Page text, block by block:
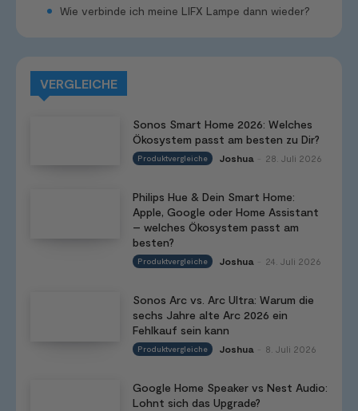
Wie verbinde ich meine LIFX Lampe dann wieder?
VERGLEICHE
Sonos Smart Home 2026: Welches
Ökosystem passt am besten zu Dir?
Produktvergleiche Joshua 28. Juli 2026
Philips Hue & Dein Smart Home:
Apple, Google oder Home Assistant
– welches Ökosystem passt am
besten?
Produktvergleiche Joshua 24. Juli 2026
Sonos Arc vs. Arc Ultra: Warum die
sechs Jahre alte Arc 2026 ein
Fehlkauf sein kann
Produktvergleiche Joshua 8. Juli 2026
Google Home Speaker vs Nest Audio:
Lohnt sich das Upgrade?